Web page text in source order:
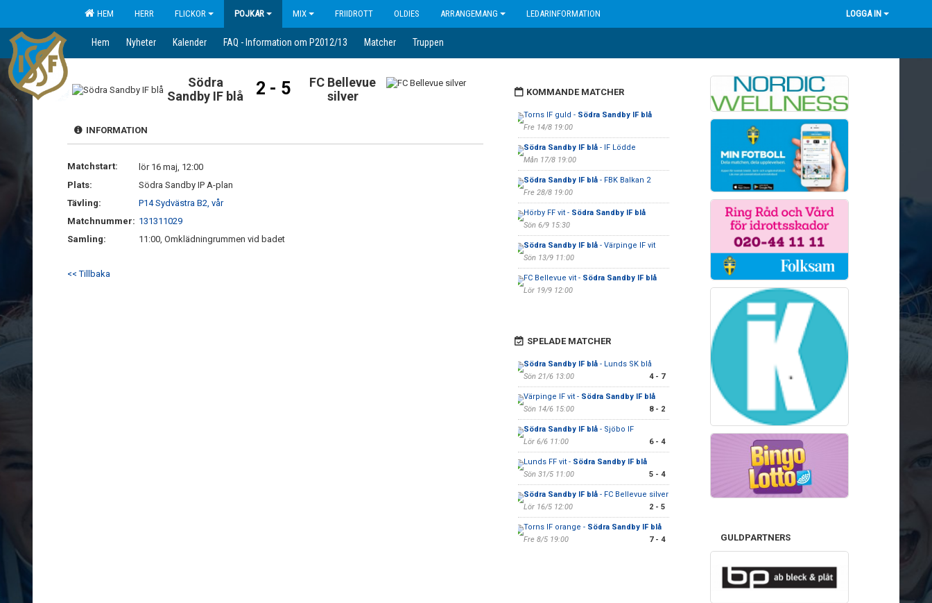
HEM HERR FLICKOR POJKAR MIX FRIIDROTT OLDIES ARRANGEMANG LEDARINFORMATION LOGGA IN
Hem Nyheter Kalender FAQ - Information om P2012/13 Matcher Truppen
Södra
Sandby IF blå
2 - 5
FC Bellevue
silver
INFORMATION
Matchstart:
lör 16 maj, 12:00
Plats:
Södra Sandby IP A-plan
Tävling:
P14 Sydvästra B2, vår
Matchnummer: 131311029
Samling:
11:00, Omklädningrummen vid badet
<< Tillbaka
KOMMANDE MATCHER
Torns IF guld - Södra Sandby IF blå
Fre 14/8 19:00
Södra Sandby IF blå- IF Lödde
Mån 17/8 19:00
Södra Sandby IF blå- FBK Balkan 2
Fre 28/8 19:00
Hörby FF vit - Södra Sandby IF blå
Sön 6/9 15:30
Södra Sandby IF blå- Värpinge IF vit
Sön 13/9 11:00
FC Bellevue vit - Södra Sandby IF blå
Lör 19/9 12:00
SPELADE MATCHER
Södra Sandby IF blå- Lunds SK blå
Sön 21/6 13:00
4 - 7
Värpinge IF vit - Södra Sandby IF blå
Sön 14/6 15:00
8 - 2
Södra Sandby IF blå- Sjöbo IF
Lör 6/6 11:00
6 - 4
Lunds FF vit - Södra Sandby IF blå
Sön 31/5 11:00
5 - 4
Södra Sandby IF blå- FC Bellevue silver
Lör 16/5 12:00
2 - 5
Torns IF orange - Södra Sandby IF blå
Fre 8/5 19:00
7 - 4 GULDPARTNERS